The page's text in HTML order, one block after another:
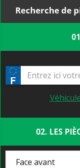
Recherche de
02. LES
Face avant